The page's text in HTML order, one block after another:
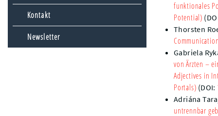
Kontakt
Newsletter
funktionales
Potential)
Thorsten
Gabriela
von Ärzten –
Adjectives in
Portals) (DOI:
Adriána
untrennbar